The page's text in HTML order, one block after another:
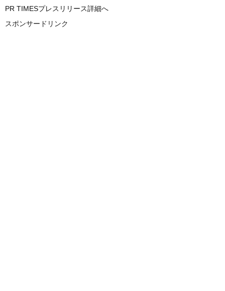
PR TIMESプレスリリース詳細へ
スポンサードリンク